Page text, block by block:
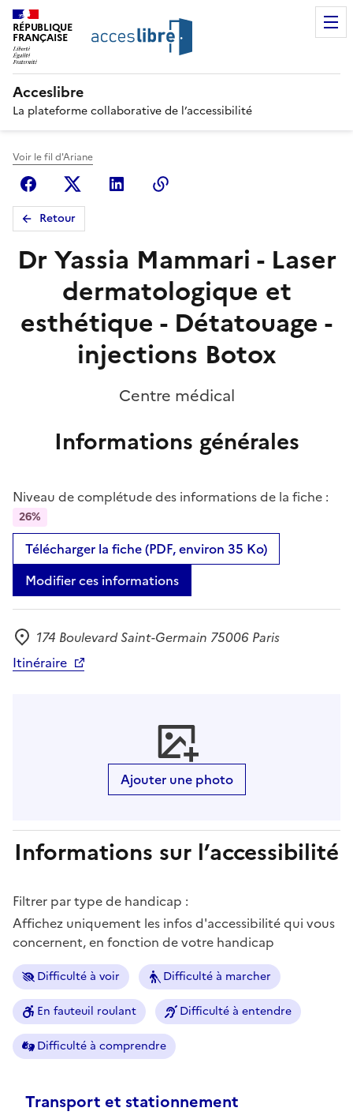
RÉPUBLIQUE
FRANÇAISE
Acceslibre
La plateforme collaborative de l’accessibilité
Voir le fil d'Ariane
FacebookX (anciennement Twitter)
Linkedin
Retour
Dr Yassia Mammari - Laser
dermatologique et
esthétique - Détatouage -
injections Botox
Centre médical
Informations générales
Niveau de complétude des informations de la fiche :
26%
Télécharger la fiche (PDF, environ 35 Ko)
Modifier ces informations
Adresse
174 Boulevard Saint-Germain 75006 Paris
Itinéraire
Ajouter une photo
Informations sur l’accessibilité
Filtrer par type de handicap :
Affichez uniquement les infos d'accessibilité qui vous
concernent, en fonction de votre handicap
Difficulté à voir Difficulté à marcher
En fauteuil roulant Difficulté à entendre
Difficulté à comprendre
Transport et stationnement